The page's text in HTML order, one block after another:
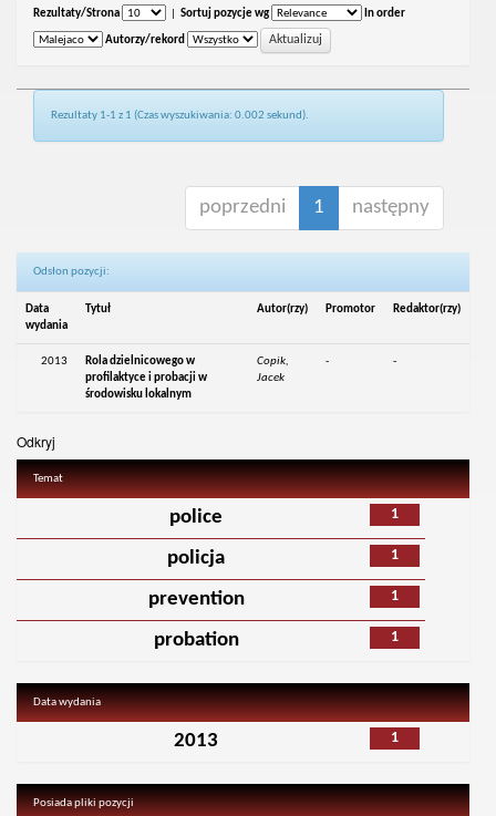
Rezultaty/Strona Sortuj pozycje wg In order
Autorzy/rekord
Rezultaty 1-1 z 1 (Czas wyszukiwania: 0.002 sekund).
poprzedni 1 następny
Odsłon pozycji:
Data
wydania
Tytuł Autor(rzy) Promotor Redaktor(rzy)
2013
Rola dzielnicowego w
profilaktyce i probacji w
środowisku lokalnym
Copik,
Jacek
- -
Odkryj
Temat
1
police
1
policja
1
prevention
1
probation
Data wydania
1
2013
Posiada pliki pozycji